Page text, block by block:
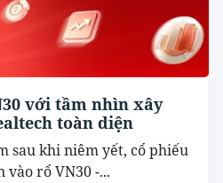
với tầm nhìn xây
toàn diện
sau khi niêm yết, cổ phiếu
vào rổ VN30 -...